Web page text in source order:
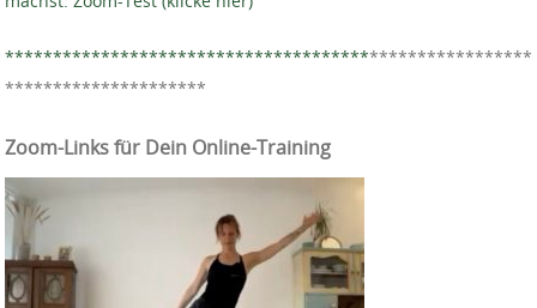
*******************************************************
*********************
Zoom-Links für Dein Online-Training